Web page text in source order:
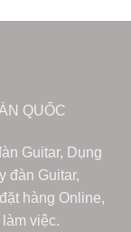
QUỐC
Guitar, Dụng
đàn Guitar,
hàng Online,
việc.